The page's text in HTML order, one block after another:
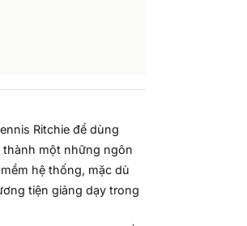
Ritchie để dùng
thành một những ngôn
hệ thống, mặc dù
tiện giảng dạy trong